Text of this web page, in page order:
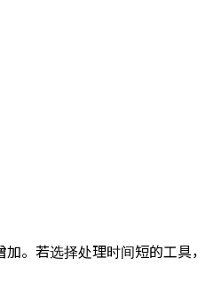
。若选择处理时间短的工具